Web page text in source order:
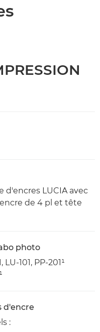
d'encres LUCIA avec
de 4 pl et tête
photo
101, PP-201¹
d'encre
: